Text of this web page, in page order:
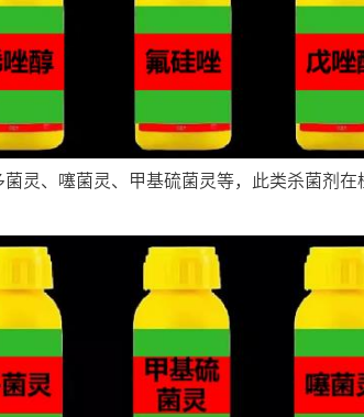
灵、噻菌灵、甲基硫菌灵等，此类杀菌剂